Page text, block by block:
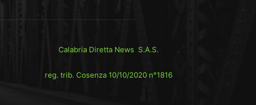
Calabria Diretta News S.A.S.
reg. trib. Cosenza 10/10/2020 n°1816